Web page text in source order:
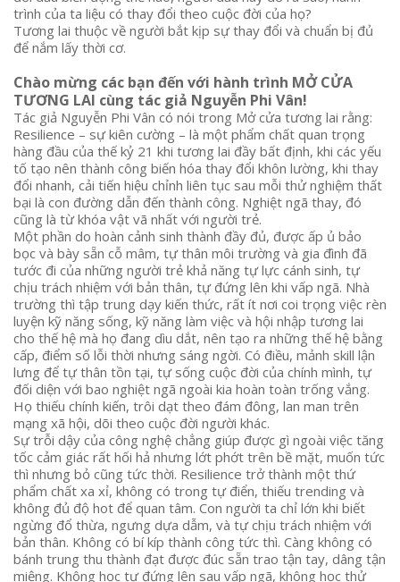
trình của ta liệu có thay đổi theo cuộc đời của họ?
Tương lai thuộc về người bắt kịp sự thay đổi và chuẩn bị đủ
để nắm lấy thời cơ.
Chào mừng các bạn đến với hành trình MỞ CỬA
TƯƠNG LAI cùng tác giả Nguyễn Phi Vân!
Tác giả Nguyễn Phi Vân có nói trong Mở cửa tương lai rằng:
Resilience – sự kiên cường – là một phẩm chất quan trọng
hàng đầu của thế kỷ 21 khi tương lai đầy bất định, khi các yếu
tố tạo nên thành công biến hóa thay đổi khôn lường, khi thay
đổi nhanh, cải tiến hiệu chỉnh liên tục sau mỗi thử nghiệm thất
bại là con đường dẫn đến thành công. Nghiệt ngã thay, đó
cũng là từ khóa vật vã nhất với người trẻ.
Một phần do hoàn cảnh sinh thành đầy đủ, được ấp ủ bảo
bọc và bày sẵn cỗ mâm, tự thân môi trường và gia đình đã
tước đi của những người trẻ khả năng tự lực cánh sinh, tự
chịu trách nhiệm với bản thân, tự đứng lên khi vấp ngã. Nhà
trường thì tập trung dạy kiến thức, rất ít nơi coi trọng việc rèn
luyện kỹ năng sống, kỹ năng làm việc và hội nhập tương lai
cho thế hệ mà họ đang dìu dắt, nên tạo ra những thế hệ bằng
cấp, điểm số lỗi thời nhưng sáng ngời. Có điều, mảnh skill lận
lưng để tự thân tồn tại, tự sống cuộc đời của chính mình, tự
đối diện với bao nghiệt ngã ngoài kia hoàn toàn trống vắng.
Họ thiếu chính kiến, trôi dạt theo đám đông, lan man trên
mạng xã hội, dõi theo cuộc đời người khác.
Sự trỗi dậy của công nghệ chẳng giúp được gì ngoài việc tăng
tốc cảm giác rất hối hả nhưng lớt phớt trên bề mặt, muốn tức
thì nhưng bỏ cũng tức thời. Resilience trở thành một thứ
phẩm chất xa xỉ, không có trong tự điển, thiếu trending và
không đủ độ hot để quan tâm. Con người ta chỉ lớn khi biết
ngừng đổ thừa, ngưng dựa dẫm, và tự chịu trách nhiệm với
bản thân. Không có bí kíp thành công tức thì. Càng không có
bánh trung thu thành đạt được đúc sẵn trao tận tay, dâng tận
miệng. Không học tự đứng lên sau vấp ngã, không học thử